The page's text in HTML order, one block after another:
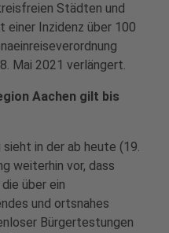
Städten und
einer Inzidenz über 100
Mai 2021 verlängert.
Aachen gilt bis
in der ab heute (19.
weiterhin vor, dass
über ein
und ortsnahes
Bürgertestungen